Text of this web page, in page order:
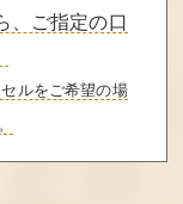
、ご指定の口
ルをご希望の場